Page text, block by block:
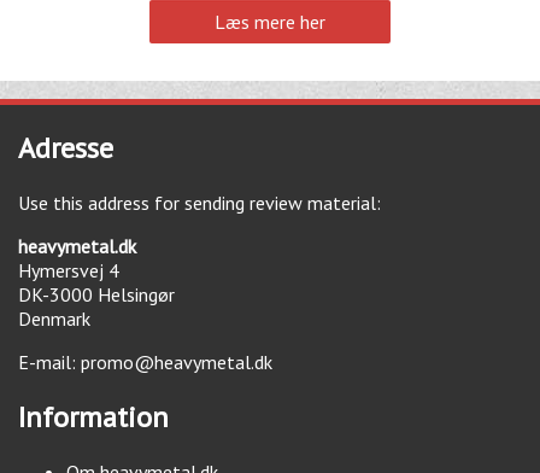
Læs mere her
Adresse
Use this address for sending review material:
heavymetal.dk
Hymersvej 4
DK-3000 Helsingør
Denmark
E-mail: promo@heavymetal.dk
Information